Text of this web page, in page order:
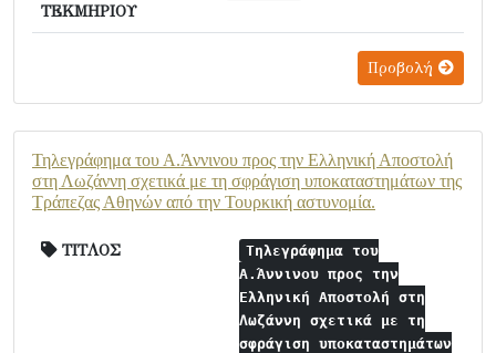
ΤΕΚΜΗΡΙΟΥ
Προβολή
Τηλεγράφημα του Α.Άννινου προς την Ελληνική Αποστολή
στη Λωζάννη σχετικά με τη σφράγιση υποκαταστημάτων της
Τράπεζας Αθηνών από την Τουρκική αστυνομία.
ΤΙΤΛΟΣ
Τηλεγράφημα του
Α.Άννινου προς την
Ελληνική Αποστολή στη
Λωζάννη σχετικά με τη
σφράγιση υποκαταστημάτων